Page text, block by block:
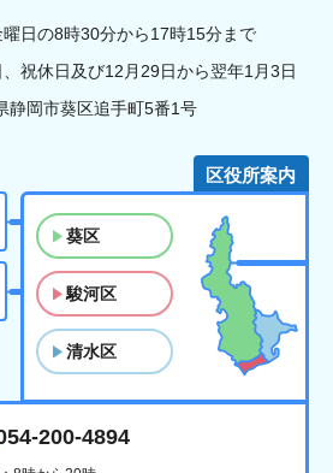
日の8時30分から17時15分まで
祝休日及び12月29日から翌年1月3日
岡市葵区追手町5番1号
区役所案内
葵区
駿河区
清水区
200-4894